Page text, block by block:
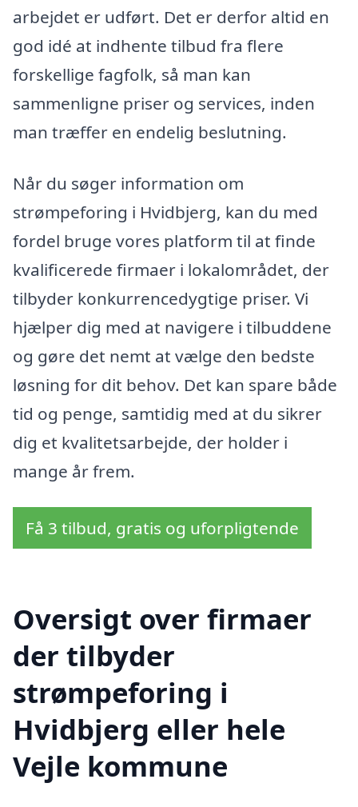
arbejdet er udført. Det er derfor altid en
god idé at indhente tilbud fra flere
forskellige fagfolk, så man kan
sammenligne priser og services, inden
man træffer en endelig beslutning.
Når du søger information om
strømpeforing i Hvidbjerg, kan du med
fordel bruge vores platform til at finde
kvalificerede firmaer i lokalområdet, der
tilbyder konkurrencedygtige priser. Vi
hjælper dig med at navigere i tilbuddene
og gøre det nemt at vælge den bedste
løsning for dit behov. Det kan spare både
tid og penge, samtidig med at du sikrer
dig et kvalitetsarbejde, der holder i
mange år frem.
Få 3 tilbud, gratis og uforpligtende
Oversigt over firmaer
der tilbyder
strømpeforing i
Hvidbjerg eller hele
Vejle kommune